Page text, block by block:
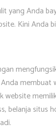
yang Anda
Kini Anda
website
belanja situs